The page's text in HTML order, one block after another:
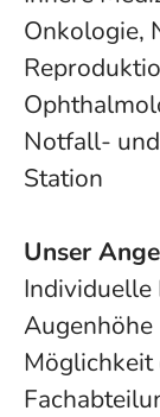
Onkologie,
Notfall-
Station
Unser
Individuelle
Augenhöhe
Möglichkeit